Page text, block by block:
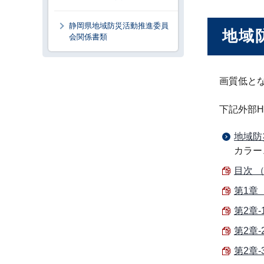
地域
画質低と
下記外部
地域
カラ
目次
第1章
第2章-
第2章-
第2章-
静岡県地域防災活動推進委員
会関係書類